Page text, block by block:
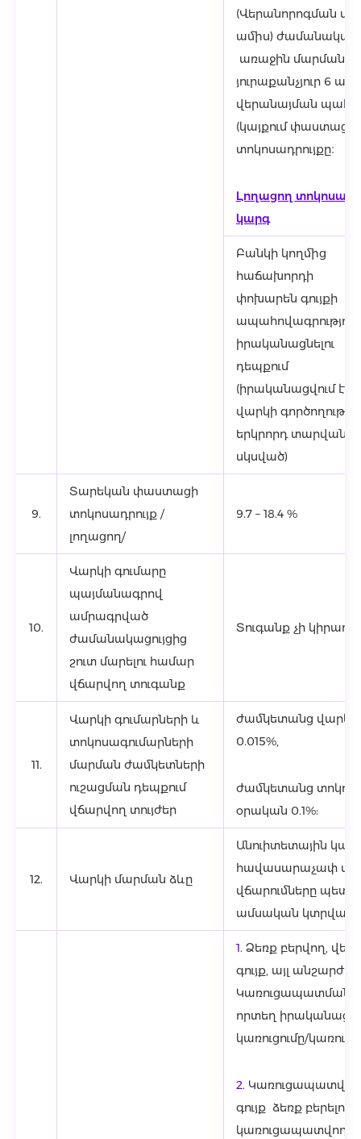
(Վերանորոգման
ամիս)
առաջին մարման
յուրաքանչյուր 6
վերանայման
(կայքում
տոկոսադրույքը։
Լողացող
կարգ
Բանկի կողմից
հաճախորդի
փոխարեն գույքի
ապահովագրություն
իրականացնելու
դեպքում
(իրականացվում է
վարկի
երկրորդ տարվանից
սկսված)
9.
Տարեկան փաստացի
տոկոսադրույք /
լողացող/
9.7 – 18.4 %
10.
Վարկի գումարը
պայմանագրով
ամրագրված
ժամանակացույցից
շուտ մարելու համար
վճարվող տուգանք
Տուգանք չի
11.
Վարկի գումարների և
տոկոսագումարների
մարման ժամկետների
ուշացման դեպքում
վճարվող տույժեր
ժամկետանց վարկի
0.015%,
ժամկետանց
օրական 0.1%:
12. Վարկի մարման ձևը
Անուիտետային կամ
հավասարաչափ
վճարումները
ամսական
1. Ձեռք բերվող,
գույք, այլ անշարժ
Կառուցապատման
որտեղ
կառուցումը/
2. Կառուցապատվող
գույք ձեռք բերելու
կառուցապատվող